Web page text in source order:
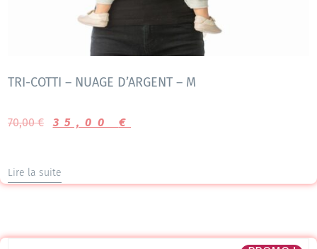
TRI-COTTI – NUAGE D’ARGENT – M
70,00€ 35,00 €
Lire la suite